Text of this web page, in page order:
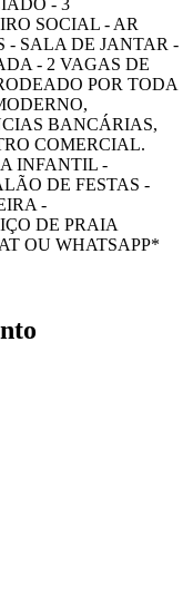
SOCIAL - AR
- SALA DE JANTAR -
- 2 VAGAS DE
POR TODA
BANCÁRIAS,
COMERCIAL.
INFANTIL -
DE FESTAS -
-
DE PRAIA
OU WHATSAPP*